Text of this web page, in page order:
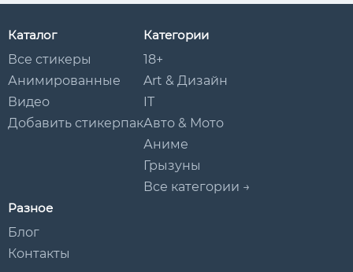
Каталог
Все стикеры
Анимированные
Видео
Добавить стикерпак
Категории
18+
Art & Дизайн
IT
Авто & Мото
Аниме
Грызуны
Все категории →
Разное
Блог
Контакты